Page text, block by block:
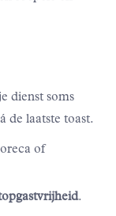
dienst soms
de laatste toast.
of
.